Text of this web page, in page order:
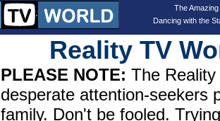
The
Dancing with the
Reality TV
PLEASE NOTE: The
desperate attention-seekers
family. Don't be fooled.